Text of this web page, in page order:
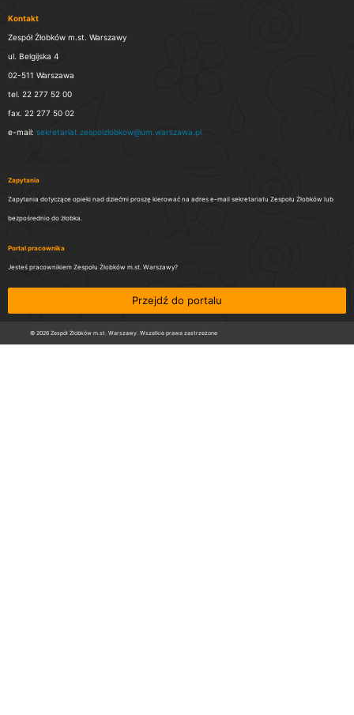
Kontakt
Zespół Żłobków m.st. Warszawy
ul. Belgijska 4
02-511 Warszawa
tel. 22 277 52 00
fax. 22 277 50 02
e-mail: sekretariat.zespolzlobkow@um.warszawa.pl
Zapytania
Zapytania dotyczące opieki nad dziećmi proszę kierować na adres e-mail sekretariatu Zespołu Żłobków lub
bezpośrednio do żłobka.
Portal pracownika
Jesteś pracownikiem Zespołu Żłobków m.st. Warszawy?
Przejdź do portalu
© 2026 Zespół Żłobków m.st. Warszawy. Wszelkie prawa zastrzeżone